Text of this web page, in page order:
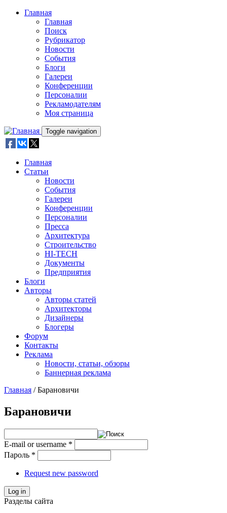
Skip to main content
Главная
Главная
Поиск
Рубрикатор
Новости
События
Блоги
Галереи
Конференции
Персоналии
Рекламодателям
Моя страница
Toggle navigation
Главная
Статьи
Новости
События
Галереи
Конференции
Персоналии
Пресса
Архитектура
Строительство
HI-TECH
Документы
Предприятия
Блоги
Авторы
Авторы статей
Архитекторы
Дизайнеры
Блогеры
Форум
Контакты
Реклама
Новости, статьи, обзоры
Баннерная реклама
Главная / Барановичи
Барановичи
E-mail or username *
Пароль *
Request new password
Log in
Разделы сайта